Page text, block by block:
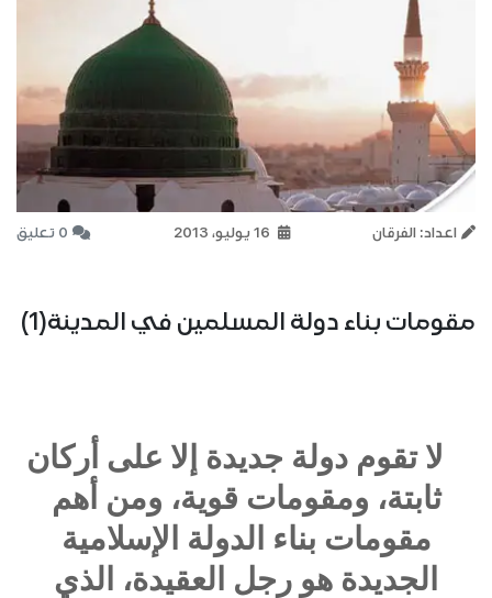
اعداد: الفرقان 0 تعليق
مقومات بناء دولة المسلمين في المدينة(1)
لا تقوم دولة جديدة إلا على أركان
ثابتة، ومقومات قوية، ومن أهم
مقومات بناء الدولة الإسلامية
الجديدة هو رجل العقيدة، الذي